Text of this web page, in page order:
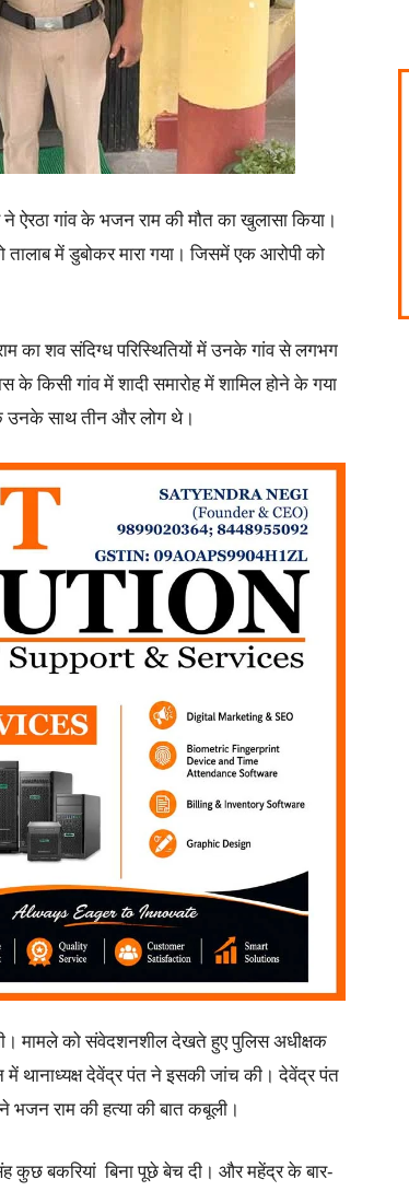
ऐरठा गांव के भजन राम की मौत का खुलासा किया।
में डुबोकर मारा गया। जिसमें एक आरोपी को
का शव संदिग्ध परिस्थितियों में उनके गांव से लगभग
किसी गांव में शादी समारोह में शामिल होने के गया
उनके साथ तीन और लोग थे।
मामले को संवेदशनशील देखते हुए पुलिस अधीक्षक
में थानाध्यक्ष देवेंद्र पंत ने इसकी जांच की। देवेंद्र पंत
भजन राम की हत्या की बात कबूली।
कुछ बकरियां बिना पूछे बेच दी। और महेंद्र के बार-